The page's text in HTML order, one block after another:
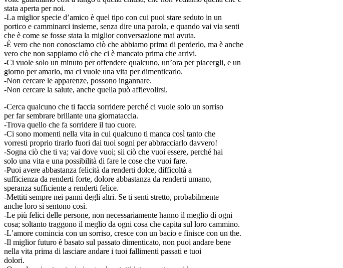
stata aperta per noi.
-La miglior specie d’amico è quel tipo con cui puoi stare seduto in un
portico e camminarci insieme, senza dire una parola, e quando vai via senti
che è come se fosse stata la miglior conversazione mai avuta.
-È vero che non conosciamo ciò che abbiamo prima di perderlo, ma è anche
vero che non sappiamo ciò che ci è mancato prima che arrivi.
-Ci vuole solo un minuto per offendere qualcuno, un’ora per piacergli, e un
giorno per amarlo, ma ci vuole una vita per dimenticarlo.
-Non cercare le apparenze, possono ingannare.
-Non cercare la salute, anche quella può affievolirsi.
-Cerca qualcuno che ti faccia sorridere perché ci vuole solo un sorriso
per far sembrare brillante una giornataccia.
-Trova quello che fa sorridere il tuo cuore.
-Ci sono momenti nella vita in cui qualcuno ti manca così tanto che
vorresti proprio tirarlo fuori dai tuoi sogni per abbracciarlo davvero!
-Sogna ciò che ti va; vai dove vuoi; sii ciò che vuoi essere, perché hai
solo una vita e una possibilità di fare le cose che vuoi fare.
-Puoi avere abbastanza felicità da renderti dolce, difficoltà a
sufficienza da renderti forte, dolore abbastanza da renderti umano,
speranza sufficiente a renderti felice.
-Mettiti sempre nei panni degli altri. Se ti senti stretto, probabilmente
anche loro si sentono così.
-Le più felici delle persone, non necessariamente hanno il meglio di ogni
cosa; soltanto traggono il meglio da ogni cosa che capita sul loro cammino.
-L’amore comincia con un sorriso, cresce con un bacio e finisce con un the.
-Il miglior futuro è basato sul passato dimenticato, non puoi andare bene
nella vita prima di lasciare andare i tuoi fallimenti passati e tuoi
dolori.